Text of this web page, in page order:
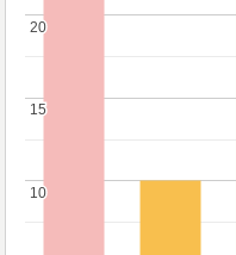
10
10
15
15
20
20